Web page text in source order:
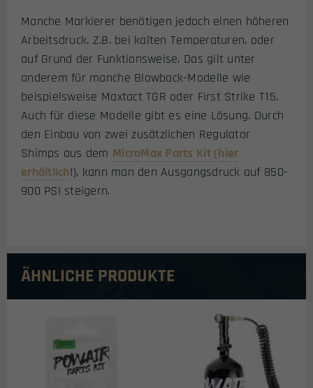
Manche Markierer benötigen jedoch einen höheren
Arbeitsdruck. Z.B. bei kalten Temperaturen, oder
auf Grund der Funktionsweise. Das gilt unter
anderem für manche Blowback-Modelle wie
beispielsweise Maxtact TGR oder First Strike T15.
Auch für diese Modelle gibt es eine Lösung. Durch
den Einbau von zwei zusätzlichen Regulator
Shimps aus dem MicroMax Parts Kit (hier
erhältlich!), kann man den Ausgangsdruck auf 850-
900 PSI steigern.
ÄHNLICHE PRODUKTE